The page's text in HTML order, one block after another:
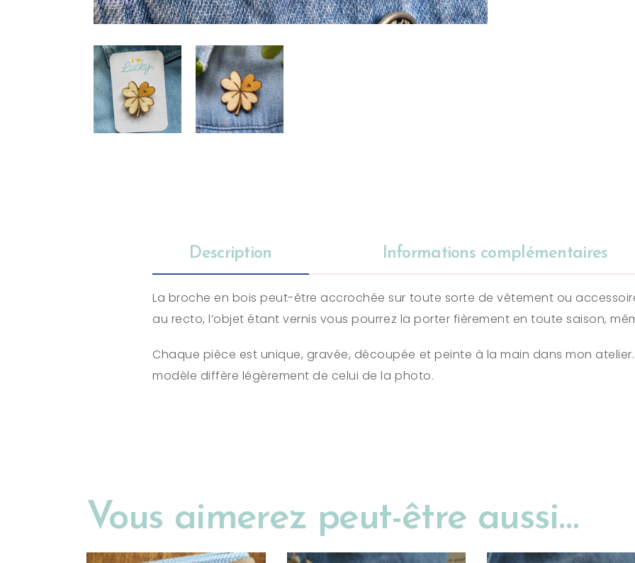
Description Informations complémentaires
La broche en bois peut-être accrochée sur toute sorte de vêtement ou
au recto, l’objet étant vernis vous pourrez la porter fièrement en toute saison,
Chaque pièce est unique, gravée, découpée et peinte à la main dans mon
modèle diffère légèrement de celui de la photo.
Vous aimerez peut-être aussi…